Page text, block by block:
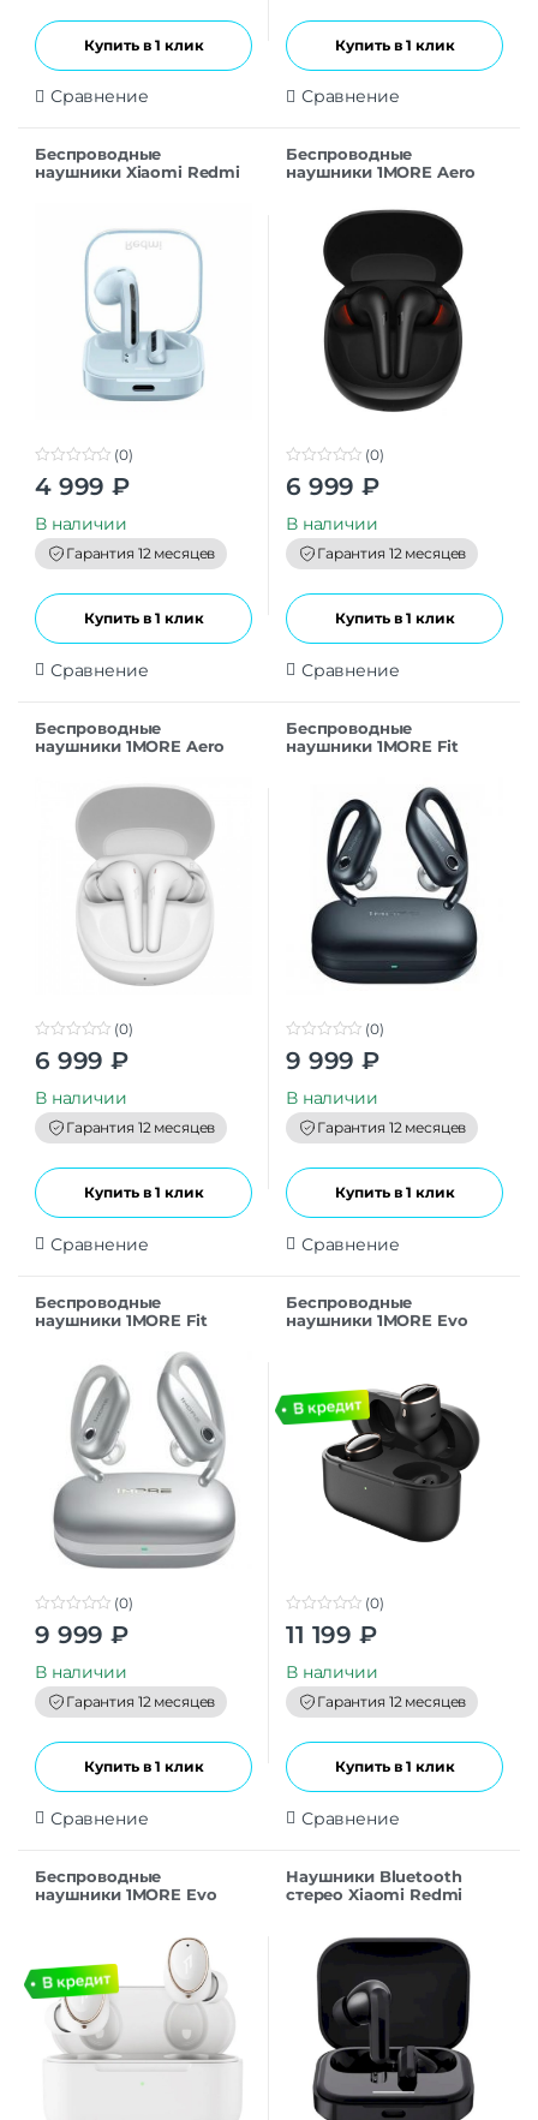
Купить в 1 клик
Сравнение
Купить в 1 клик
Сравнение
Беспроводные
наушники Xiaomi Redmi
o
t
o
f
5
(0)
4 999 ₽
В наличии
Гарантия 12 месяцев
Купить в 1 клик
Сравнение
Беспроводные
наушники 1MORE Aero
0
o
t
o
f
5
(0)
6 999 ₽
В наличии
Гарантия 12 месяцев
Купить в 1 клик
Сравнение
Беспроводные
наушники 1MORE Aero
0
o
t
o
f
5
(0)
6 999 ₽
В наличии
Гарантия 12 месяцев
Купить в 1 клик
Сравнение
Беспроводные
наушники 1MORE Fit
0
o
t
o
f
5
(0)
9 999 ₽
В наличии
Гарантия 12 месяцев
Купить в 1 клик
Сравнение
Беспроводные
наушники 1MORE Fit
0
o
t
o
f
5
(0)
9 999 ₽
В наличии
Гарантия 12 месяцев
Купить в 1 клик
Сравнение
Беспроводные
наушники 1MORE Evo
0
t
o
f
5
(0)
11 199 ₽
В наличии
Гарантия 12 месяцев
Купить в 1 клик
Сравнение
Беспроводные
наушники 1MORE Evo
Наушники Bluetooth
стерео Xiaomi Redmi